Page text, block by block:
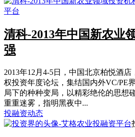
清科-2013年中国新农业
强
2013年12月4-5日，中国北京柏悦酒
权投资年度论坛，集结国内外VC/PE
局下的种种变局，以精彩绝伦的思想
重重迷雾，指明黑夜中...
投融资动态